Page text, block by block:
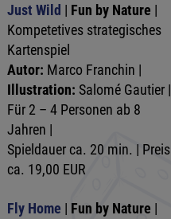
Just Wild | Fun by Nature |
Kompetetives strategisches
Kartenspiel
Autor: Marco Franchin |
Illustration: Salomé Gautier |
Für 2 – 4 Personen ab 8
Jahren |
Spieldauer ca. 20 min. | Preis
ca. 19,00 EUR
Fly Home | Fun by Nature |